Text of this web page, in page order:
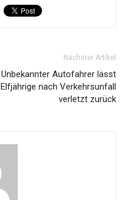
Nächster Artikel
Unbekannter Autofahrer lässt
Elfjährige nach Verkehrsunfall
verletzt zurück